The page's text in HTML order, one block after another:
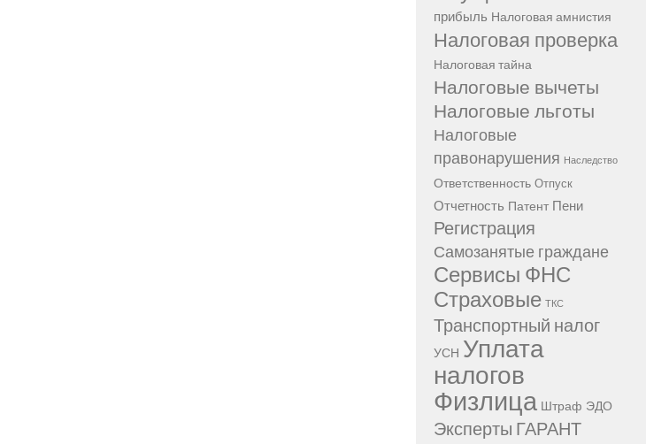
прибыль Налоговая амнистия
Налоговая проверка
Налоговая тайна
Налоговые вычеты
Налоговые льготы
Налоговые
правонарушения Наследство
Ответственность Отпуск
Отчетность Патент Пени
Регистрация
Самозанятые граждане
Сервисы ФНС
Страховые ТКС
Транспортный налог
УСН Уплата
налогов
Физлица Штраф ЭДО
Эксперты ГАРАНТ